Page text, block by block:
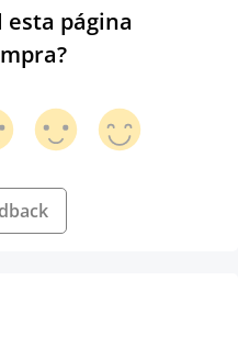
esta página